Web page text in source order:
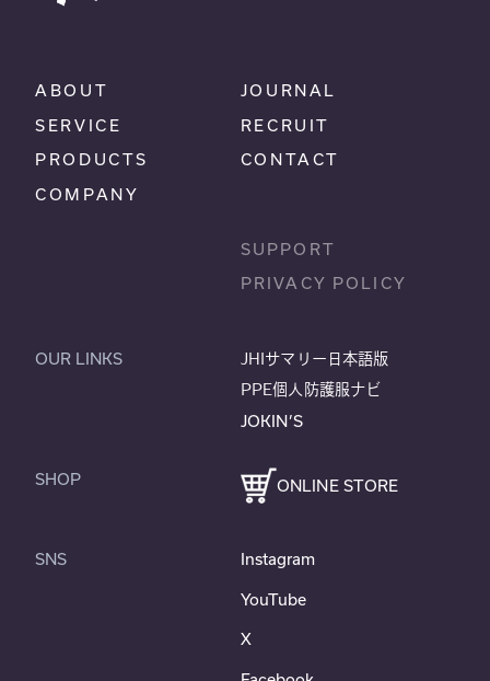
ABOUT
SERVICE
PRODUCTS
COMPANY
JOURNAL
RECRUIT
CONTACT
SUPPORT
PRIVACY POLICY
OUR LINKS
JHIサマリー日本語版
PPE個人防護服ナビ
JOKIN’S
SHOP ONLINE STORE
SNS Instagram
YouTube
X